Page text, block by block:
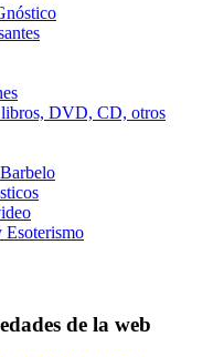
DVD, CD, otros
de la web